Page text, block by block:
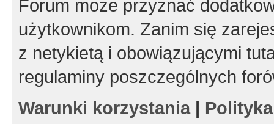
Forum może przyznać
użytkownikom. Zanim się
z netykietą i obowiązującymi
regulaminy poszczególnych
Warunki korzystania|